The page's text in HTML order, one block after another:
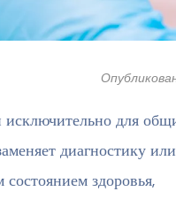
для
диагностику
здоровья,